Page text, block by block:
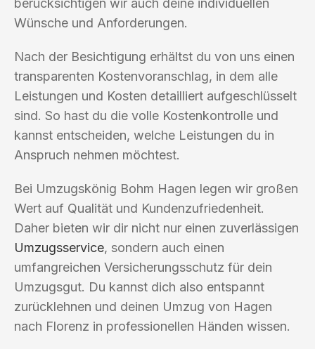
berücksichtigen wir auch deine individuellen
Wünsche und Anforderungen.
Nach der Besichtigung erhältst du von uns einen
transparenten Kostenvoranschlag, in dem alle
Leistungen und Kosten detailliert aufgeschlüsselt
sind. So hast du die volle Kostenkontrolle und
kannst entscheiden, welche Leistungen du in
Anspruch nehmen möchtest.
Bei Umzugskönig Bohm Hagen legen wir großen
Wert auf Qualität und Kundenzufriedenheit.
Daher bieten wir dir nicht nur einen zuverlässigen
Umzugsservice, sondern auch einen
umfangreichen Versicherungsschutz für dein
Umzugsgut. Du kannst dich also entspannt
zurücklehnen und deinen Umzug von Hagen
nach Florenz in professionellen Händen wissen.